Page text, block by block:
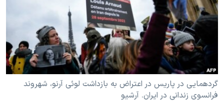
فرهنگ و زندگی
حقوق شهروندی
اقتصادی
علم و فناوری
اسرائیل در جنگ
گالری عکس
مستندها
انتخابات ریاست جمهوری آمریکا ۲۰۲۴
حمله جمهوری اسلامی به اسرائیل
رمز مهسا
ورزش زنان در ایران
اعتراضات زن، زندگی، آزادی
دنبال کنید
زبانهای مختلف
گردهمایی در پاریس در اعتراض به بازداشت لوئی آرنو، شهروند
فرانسوی زندانی در ایران. آرشیو